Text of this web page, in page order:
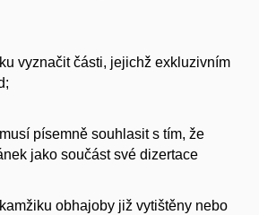
vyznačit části, jejichž exkluzivním
písemně souhlasit s tím, že
jako součást své dizertace
obhajoby již vytištěny nebo